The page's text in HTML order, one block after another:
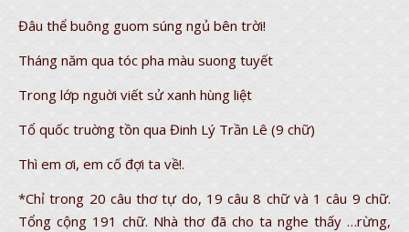
Đâu thể buông guom súng ngủ bên trời!
Tháng năm qua tóc pha màu suong tuyết
Trong lớp nguời viết sử xanh hùng liệt
Tổ quốc truờng tồn qua Đinh Lý Trần Lê (9 chữ)
Thì em ơi, em cố đợi ta về!.
*Chỉ trong 20 câu thơ tự do, 19 câu 8 chữ và 1 câu 9 chữ.
Tổng cộng 191 chữ. Nhà thơ đã cho ta nghe thấy …rừng,